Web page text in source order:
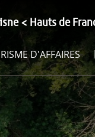
Hauts de
D'AFFAIRES